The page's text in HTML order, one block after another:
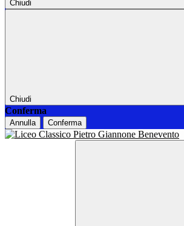
Chiudi
Chiudi
Conferma
Annulla Conferma